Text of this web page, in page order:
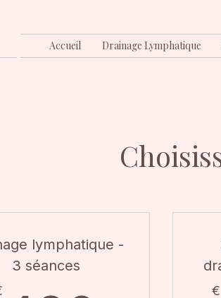
Accueil Drainage Lymphatique
lymphatique -
3 séances
€